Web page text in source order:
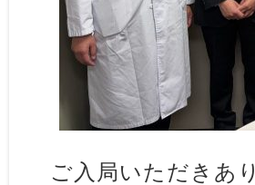
ご入局いただきあ